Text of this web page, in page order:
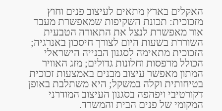
האקלים בארץ מתאים לעיצוב פנים וחוץ
מזכוכית: תכונת השקיפות שמאפשרת מעבר
אור מאפשרת לנצל את התאורה הטבעית
השוררת בשעות היום לצורך חיסכון באנרגיה;
הזכוכית מתאימה לסגנון הבנייה הישראלי
הכולל מרפסות וחלונות גדולים; מזג האוויר
המתון מאפשר עיצוב מבנים באמצעות זכוכית
בטיחותית וקלה במשקל; היא משתלבת באופן
דקורטיבי ויפהפה בסגנון העיצוב המודרני
המקומי של פנים הבית והמשרד.